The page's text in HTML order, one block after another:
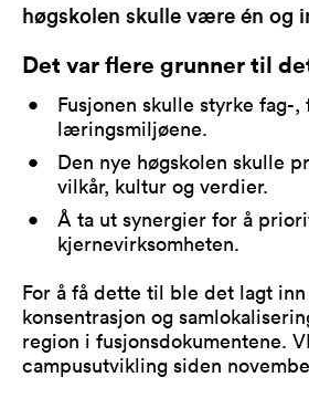
høgskolen skulle være én og
Det var flere grunner til
Fusjonen skulle styrke fag-,
læringsmiljøene.
Den nye høgskolen skulle
vilkår, kultur og verdier.
Å ta ut synergier for å
kjernevirksomheten.
For å få dette til ble det lagt
konsentrasjon og
region i fusjonsdokumentene.
campusutvikling siden